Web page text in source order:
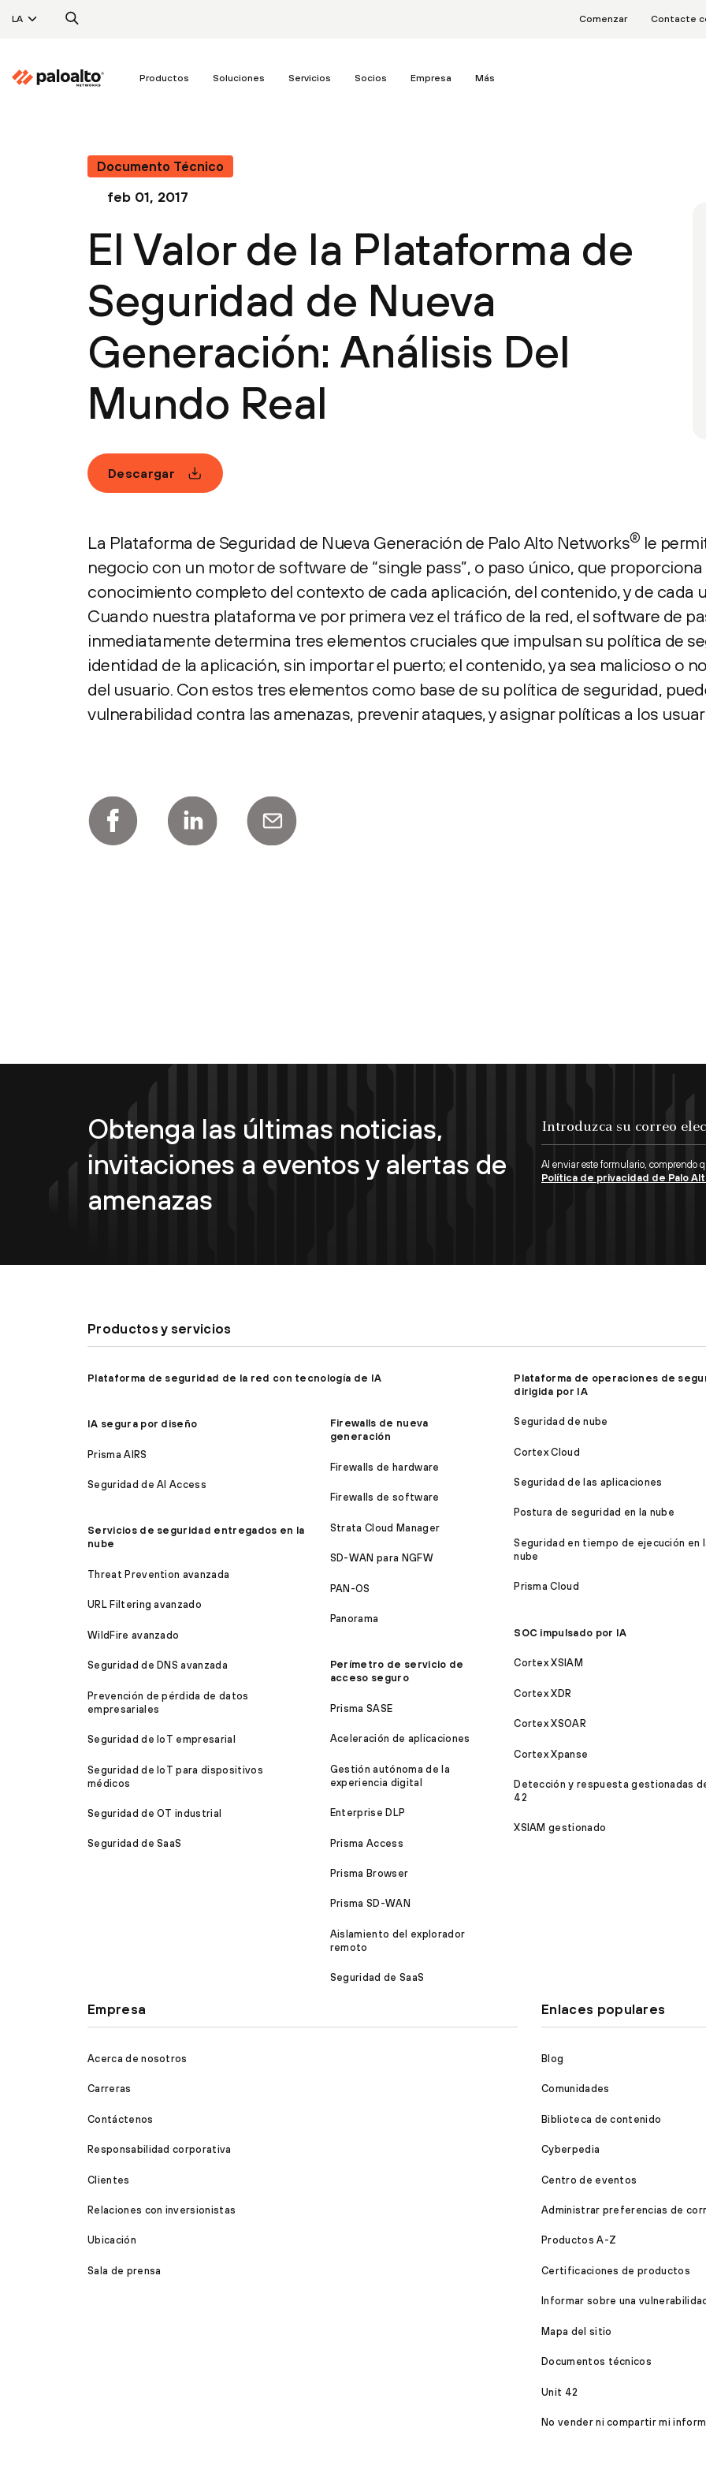
LA Comenzar Contacte
Productos Soluciones Servicios Socios Empresa Más
Documento Técnico
feb 01, 2017
El Valor de la Plataforma de
Seguridad de Nueva
Generación: Análisis Del
Mundo Real
Descargar
La Plataforma de Seguridad de Nueva Generación de Palo Alto Networks® le
negocio con un motor de software de “single pass”, o paso único, que
conocimiento completo del contexto de cada aplicación, del contenido, y de cada
Cuando nuestra plataforma ve por primera vez el tráfico de la red, el software de
inmediatamente determina tres elementos cruciales que impulsan su política de
identidad de la aplicación, sin importar el puerto; el contenido, ya sea malicioso o
del usuario. Con estos tres elementos como base de su política de seguridad,
vulnerabilidad contra las amenazas, prevenir ataques, y asignar políticas a los
Obtenga las últimas noticias,
invitaciones a eventos y alertas de
amenazas
Al enviar este formulario, comprendo
Política de privacidad de Palo
Productos y servicios
Plataforma de seguridad de la red con tecnología de IA
IA segura por diseño
Prisma AIRS
Seguridad de AI Access
Servicios de seguridad entregados en la
nube
Threat Prevention avanzada
URL Filtering avanzado
WildFire avanzado
Seguridad de DNS avanzada
Prevención de pérdida de datos
empresariales
Seguridad de IoT empresarial
Seguridad de IoT para dispositivos
médicos
Seguridad de OT industrial
Seguridad de SaaS
Firewalls de nueva
generación
Firewalls de hardware
Firewalls de software
Strata Cloud Manager
SD-WAN para NGFW
PAN-OS
Panorama
Perímetro de servicio de
acceso seguro
Prisma SASE
Aceleración de aplicaciones
Gestión autónoma de la
experiencia digital
Enterprise DLP
Prisma Access
Prisma Browser
Prisma SD-WAN
Aislamiento del explorador
remoto
Seguridad de SaaS
Plataforma de operaciones de
dirigida por IA
Seguridad de nube
Cortex Cloud
Seguridad de las aplicaciones
Postura de seguridad en la nube
Seguridad en tiempo de ejecución en
nube
Prisma Cloud
SOC impulsado por IA
Cortex XSIAM
Cortex XDR
Cortex XSOAR
Cortex Xpanse
Detección y respuesta gestionadas
42
XSIAM gestionado
Empresa
Acerca de nosotros
Carreras
Contáctenos
Responsabilidad corporativa
Clientes
Relaciones con inversionistas
Ubicación
Sala de prensa
Enlaces populares
Blog
Comunidades
Biblioteca de contenido
Cyberpedia
Centro de eventos
Administrar preferencias de
Productos A-Z
Certificaciones de productos
Informar sobre una
Mapa del sitio
Documentos técnicos
Unit 42
No vender ni compartir mi